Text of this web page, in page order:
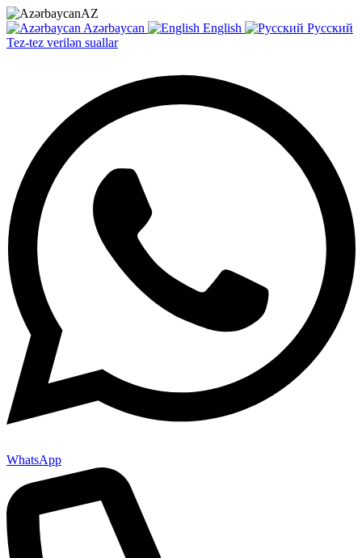
AZ
Azərbaycan
English
Русский
Tez-tez verilən suallar
WhatsApp